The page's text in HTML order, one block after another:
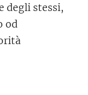
degli stessi,
od